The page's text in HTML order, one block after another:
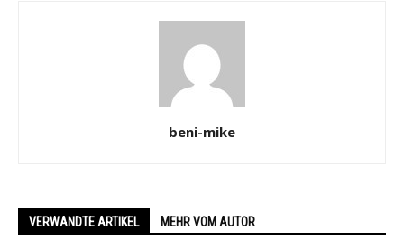
beni-mike
VERWANDTE ARTIKEL MEHR VOM AUTOR